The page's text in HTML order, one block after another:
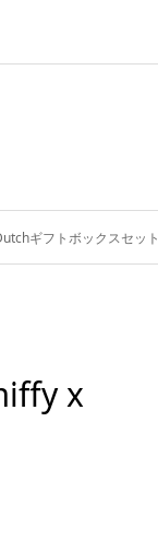
ギフトボックスセット
x